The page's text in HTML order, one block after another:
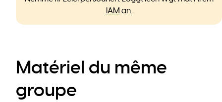
IAM an.
Matériel du même
groupe